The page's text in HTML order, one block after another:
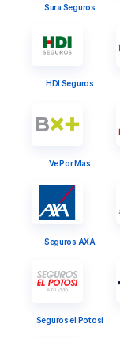
Sura Seguros
HDI Seguros
Ve Por Mas
Seguros AXA
Seguros el Potosi